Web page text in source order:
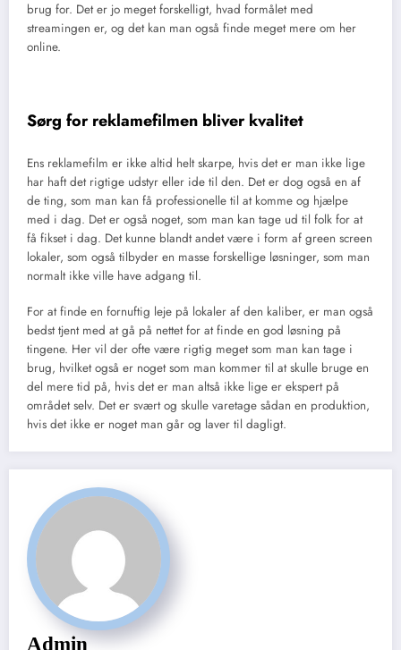
brug for. Det er jo meget forskelligt, hvad formålet med
streamingen er, og det kan man også finde meget mere om her
online.
Sørg for reklamefilmen bliver kvalitet
Ens reklamefilm er ikke altid helt skarpe, hvis det er man ikke lige
har haft det rigtige udstyr eller ide til den. Det er dog også en af
de ting, som man kan få professionelle til at komme og hjælpe
med i dag. Det er også noget, som man kan tage ud til folk for at
få fikset i dag. Det kunne blandt andet være i form af green screen
lokaler, som også tilbyder en masse forskellige løsninger, som man
normalt ikke ville have adgang til.
For at finde en fornuftig leje på lokaler af den kaliber, er man også
bedst tjent med at gå på nettet for at finde en god løsning på
tingene. Her vil der ofte være rigtig meget som man kan tage i
brug, hvilket også er noget som man kommer til at skulle bruge en
del mere tid på, hvis det er man altså ikke lige er ekspert på
området selv. Det er svært og skulle varetage sådan en produktion,
hvis det ikke er noget man går og laver til dagligt.
Admin